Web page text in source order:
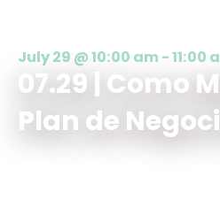
July 29 @ 10:00 am -11:00
07.29 | Como
Plan de